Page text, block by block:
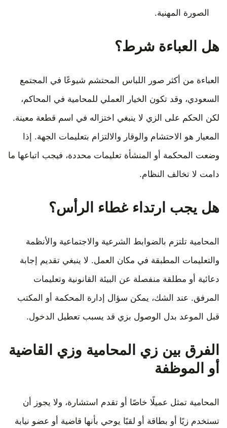
الصورة المهنية.
هل العباءة شرط؟
العباءة من أكثر صور اللباس المحتشم شيوعًا في المجتمع
السعودي، وقد تكون الخيار العملي للمحامية في المحاكم،
لكن الحكم على الزي لا ينبغي اختزاله في اسم قطعة معينة.
المعيار هو الاحتشام والوقار والالتزام بتعليمات الجهة. إذا
وضعت المحكمة أو المنشأة تعليمات محددة، فيجب اتباعها ما
دامت لا تخالف النظام.
هل يجب ارتداء غطاء الرأس؟
المحامية تلتزم بالضوابط الشرعية والاجتماعية والأنظمة
والتعليمات المطبقة في مكان العمل. لا ينبغي تقديم إجابة
دعائية أو مطلقة منفصلة عن البيئة القانونية وتعليمات
المرفق. عند الشك، يمكن سؤال إدارة المحكمة أو المكتب
قبل الموعد بدل الوصول بزي قد يسبب تعطيل الدخول.
الفرق بين زي المحامية وزي القاضية
أو الموظفة
المحامية تمثل عميلًا خاصًا أو تقدم استشارة، ولا يجوز أن
تستخدم زيًا أو بطاقة أو لقبًا يوحي بأنها قاضية أو عضو نيابة